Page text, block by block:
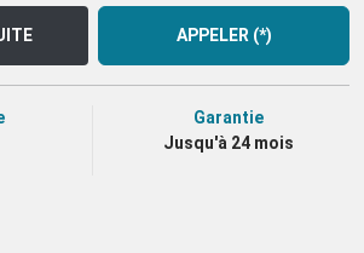
APPELER (*)
Garantie
Jusqu'à 24 mois